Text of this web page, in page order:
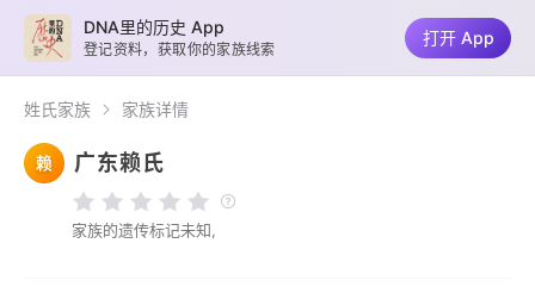
姓氏家族 家族详情
赖 广东赖氏
家族的遗传标记未知,
DNA里的历史 App
登记资料，获取你的家族线索
打开 App